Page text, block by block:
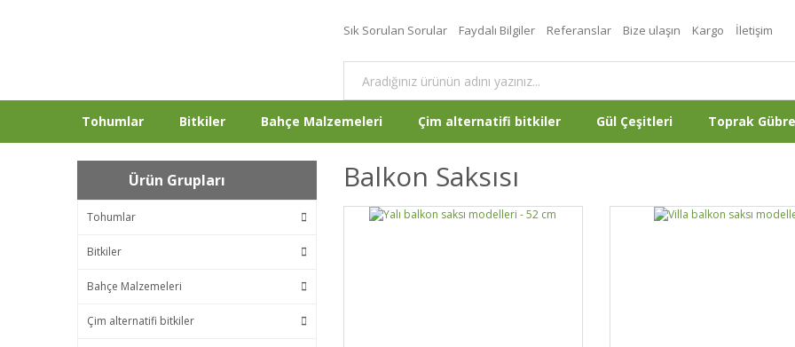
Sık Sorulan Sorular Faydalı Bilgiler Referanslar Bize ulaşın Kargo İletişim
Tohumlar Bitkiler Bahçe Malzemeleri Çim alternatifi bitkiler Gül Çeşitleri Toprak Gübre
Ürün Grupları
Tohumlar
Bitkiler
Bahçe Malzemeleri
Çim alternatifi bitkiler
Balkon Saksısı